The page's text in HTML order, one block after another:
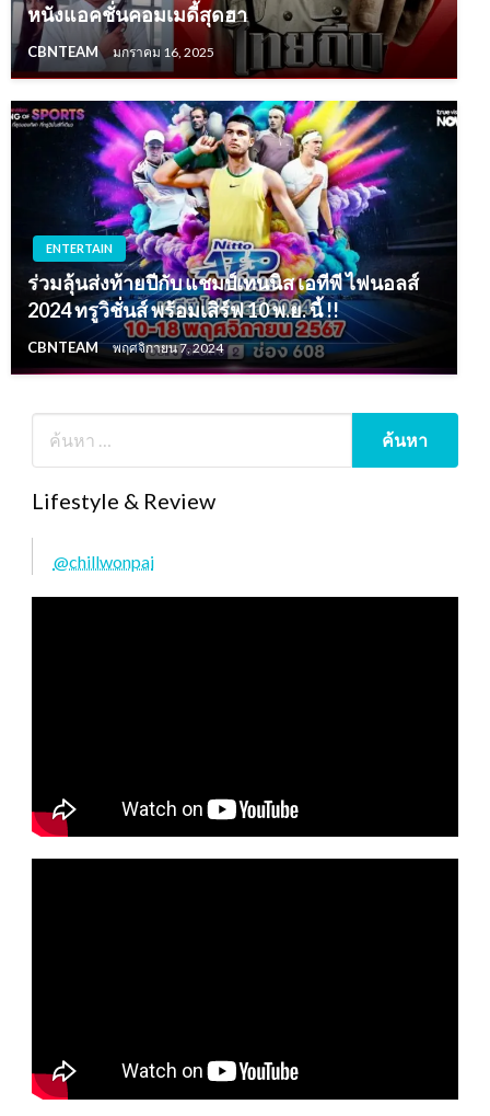
หนังแอคชั่นคอมเมดี้สุดฮา
CBNTEAM มกราคม 16, 2025
ENTERTAIN
ร่วมลุ้นส่งท้ายปีกับ แชมป์เทนนิส เอทีพี ไฟนอลส์
2024 ทรูวิชั่นส์ พร้อมเสิร์ฟ 10 พ.ย. นี้ !!
CBNTEAM พฤศจิกายน 7, 2024
Lifestyle & Review
@chillwonpai